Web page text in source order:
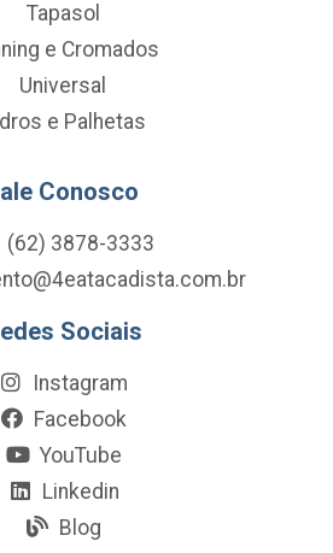
Tapasol
e Cromados
Universal
e Palhetas
Conosco
(62) 3878-3333
Sociais
Instagram
Facebook
YouTube
Linkedin
Blog